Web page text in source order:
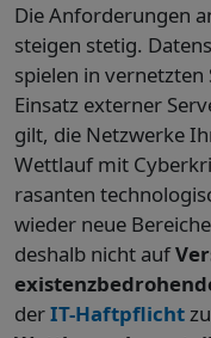
Die Anforderungen
steigen stetig.
spielen in
Einsatz externer
gilt, die Netzwerke
Wettlauf mit
rasanten
wieder neue
deshalb nicht auf
derIT-Haftpflicht